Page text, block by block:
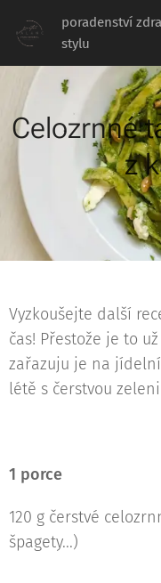
poradenství
stylu
Celozrnné
z
Vyzkoušejte další
čas! Přestože je to
zařazuju je na
létě s čerstvou
1 porce
120 g čerstvé
špagety...)